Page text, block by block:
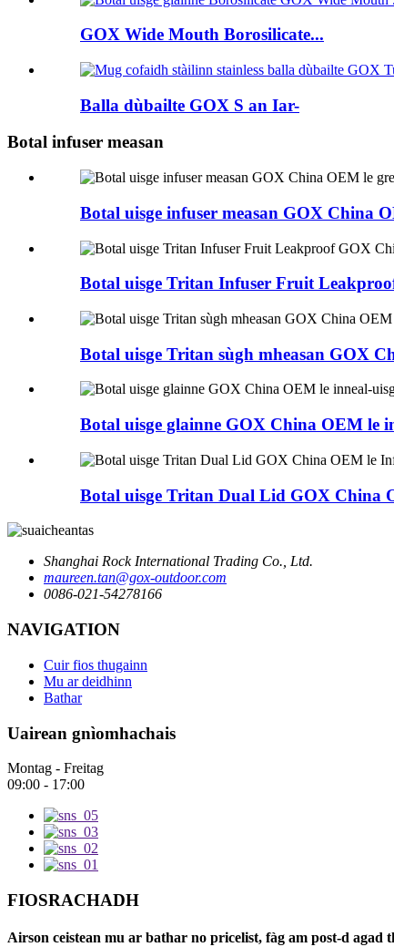
GOX Wide Mouth Borosilicate...
Balla dùbailte GOX S an Iar-
Botal infuser measan
Botal uisge infuser measan GOX China
Botal uisge Tritan Infuser Fruit
Botal uisge Tritan sùgh mheasan GOX
Botal uisge glainne GOX China OEM le
Botal uisge Tritan Dual Lid GOX China
Shanghai Rock International Trading Co., Ltd.
maureen.tan@gox-outdoor.com
0086-021-54278166
NAVIGATION
Cuir fios thugainn
Mu ar deidhinn
Bathar
Uairean gnìomhachais
Montag - Freitag
09:00 - 17:00
FIOSRACHADH
Airson ceistean mu ar bathar no pricelist, fàg am post-d